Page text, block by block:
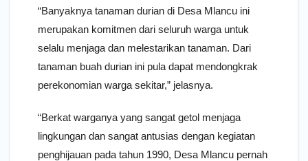
“Banyaknya tanaman durian di Desa Mlancu ini
merupakan komitmen dari seluruh warga untuk
selalu menjaga dan melestarikan tanaman. Dari
tanaman buah durian ini pula dapat mendongkrak
perekonomian warga sekitar,” jelasnya.
“Berkat warganya yang sangat getol menjaga
lingkungan dan sangat antusias dengan kegiatan
penghijauan pada tahun 1990, Desa Mlancu pernah